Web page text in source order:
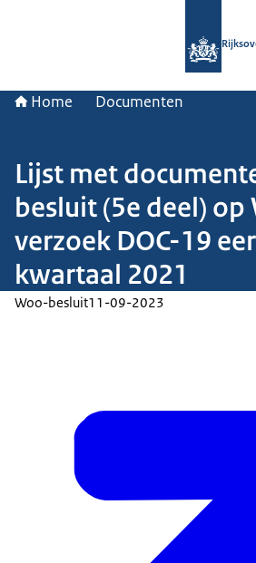
Home Documenten
Lijst met
besluit (5e deel) op
verzoek DOC-19
kwartaal 2021
Woo-besluit11-09-2023